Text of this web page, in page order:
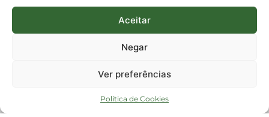
Aceitar
Negar
Ver preferências
Política de Cookies
Para assuntos relacionados à Plataforma
plataforma@fapesc.sc.gov.br
Jair Artur da Silva dpo@fapesc.sc.gov.br 3665-4831
km 01, Módulo 12A, Edifício Fapesc / Celta, 5° andar